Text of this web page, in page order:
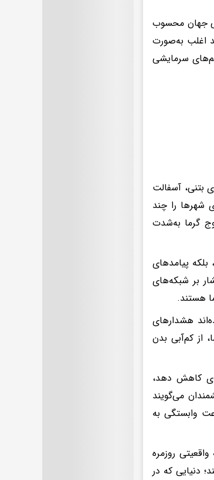
جهان محسوب
اغلب به‌صورت
سرمایشی
بتنی، آسفالت
شهرها را چند
گرما به‌شدت
پیامدهای
بر شبکه‌های
هستند.
هشدارهای
از کم‌آبی بدن
کاهش دهد،
می‌گویند
وابستگی به
روزمره
دنیایی که در